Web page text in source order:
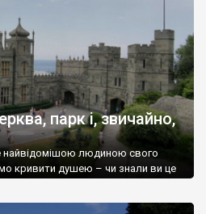
парк і, звичайно,
найвідомішою людиною свого
кривити душею – чи знали ви це